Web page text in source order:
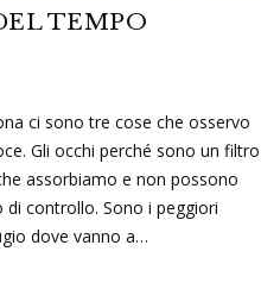
TEMPO
ci sono tre cose che osservo
Gli occhi perché sono un filtro
assorbiamo e non possono
controllo. Sono i peggiori
dove vanno a…